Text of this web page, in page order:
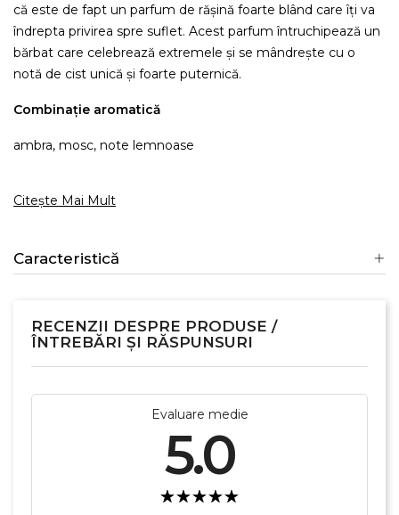
că este de fapt un parfum de rășină foarte blând care îți va
îndrepta privirea spre suflet. Acest parfum întruchipează un
bărbat care celebrează extremele și se mândrește cu o
notă de cist unică și foarte puternică.
Combinație aromatică
ambra, mosc, note lemnoase
Citește Mai Mult
Caracteristică
RECENZII DESPRE PRODUSE /
ÎNTREBĂRI ȘI RĂSPUNSURI
Evaluare medie
5.0